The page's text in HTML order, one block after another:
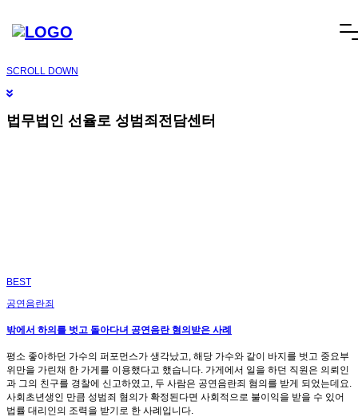
오늘 그만 볼래요
메
건
너
뛰
SCROLL DOWN
법무법인 선율로 성범죄전담센터
BEST
공연음란죄
밖에서 하의를 벗고 돌아다녀 공연음란 혐의받은 사례
평소 좋아하던 가수의 퍼포먼스가 생각났고, 해당 가수와 같이 바지를 벗고 중요부
위만을 가린채 한 가게를 이용했다고 했습니다. 가게에서 일을 하던 직원은 의뢰인
과 그의 친구를 경찰에 신고하였고, 두 사람은 공연음란죄 혐의를 받게 되었는데요.
사회초년생인 만큼 성범죄 혐의가 확정된다면 사회적으로 불이익을 받을 수 있어
법률 대리인의 조력을 받기로 한 사례입니다.